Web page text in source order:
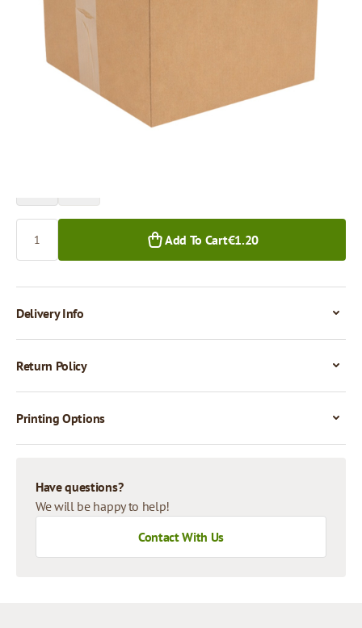
Product cannot be collected from a pickup point.
Price per 1 piece
Add To Cart€1.20
Delivery Info
Return Policy
Printing Options
Have questions?
We will be happy to help!
Contact With Us